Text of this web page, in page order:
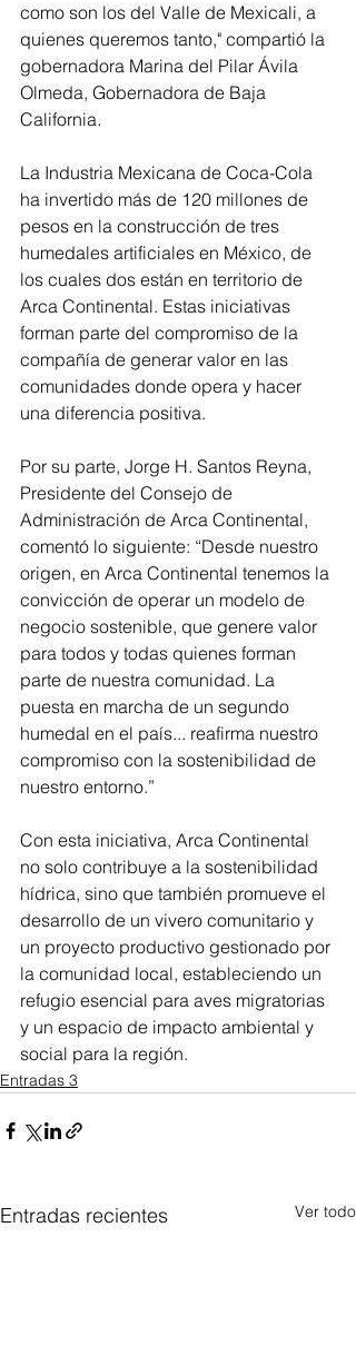
como son los del Valle de Mexicali, a
quienes queremos tanto," compartió la
gobernadora Marina del Pilar Ávila
Olmeda, Gobernadora de Baja
California.
La Industria Mexicana de Coca-Cola
ha invertido más de 120 millones de
pesos en la construcción de tres
humedales artificiales en México, de
los cuales dos están en territorio de
Arca Continental. Estas iniciativas
forman parte del compromiso de la
compañía de generar valor en las
comunidades donde opera y hacer
una diferencia positiva.
Por su parte, Jorge H. Santos Reyna,
Presidente del Consejo de
Administración de Arca Continental,
comentó lo siguiente: “Desde nuestro
origen, en Arca Continental tenemos la
convicción de operar un modelo de
negocio sostenible, que genere valor
para todos y todas quienes forman
parte de nuestra comunidad. La
puesta en marcha de un segundo
humedal en el país... reafirma nuestro
compromiso con la sostenibilidad de
nuestro entorno.”
Con esta iniciativa, Arca Continental
no solo contribuye a la sostenibilidad
hídrica, sino que también promueve el
desarrollo de un vivero comunitario y
un proyecto productivo gestionado por
la comunidad local, estableciendo un
refugio esencial para aves migratorias
y un espacio de impacto ambiental y
social para la región.
Entradas 3
Entradas recientes Ver todo